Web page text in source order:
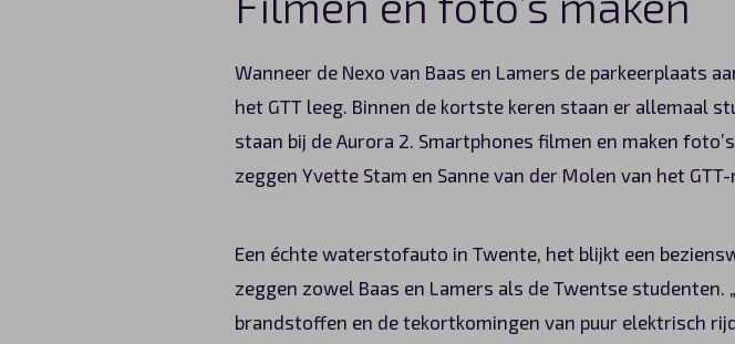
Wanneer de Nexo van Baas en Lamers de parkeerplaats
het GTT leeg. Binnen de kortste keren staan er allemaal
staan bij de Aurora 2. Smartphones filmen en maken
zeggen Yvette Stam en Sanne van der Molen van het
Een échte waterstofauto in Twente, het blijkt een
zeggen zowel Baas en Lamers als de Twentse
brandstoffen en de tekortkomingen van puur elektrisch